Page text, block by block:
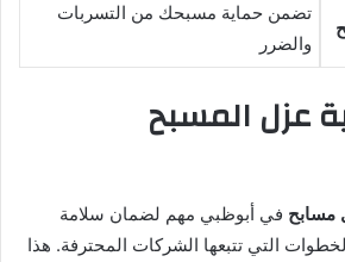
تضمن حماية مسبحك من التسربات
والضرر
عزل المسبح
مسابح في أبوظبي مهم لضمان سلامة
التي تتبعها الشركات المحترفة. هذا